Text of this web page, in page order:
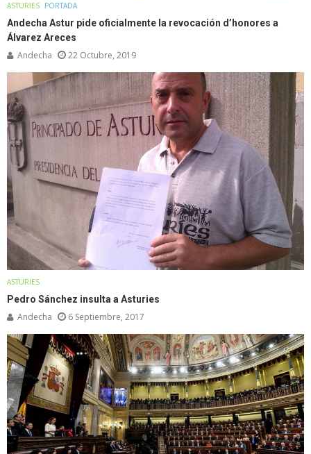
ASTURIES PORTADA
Andecha Astur pide oficialmente la revocación d’honores a
Álvarez Areces
Andecha 22 Octubre, 2019
ASTURIES
Pedro Sánchez insulta a Asturies
Andecha 6 Septiembre, 2017